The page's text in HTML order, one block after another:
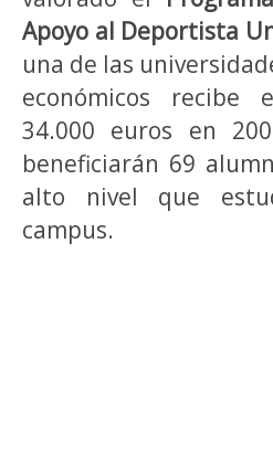
Apoyo al Deportista
una de las
económicos recibe
34.000 euros en
beneficiarán 69
alto nivel que
campus.